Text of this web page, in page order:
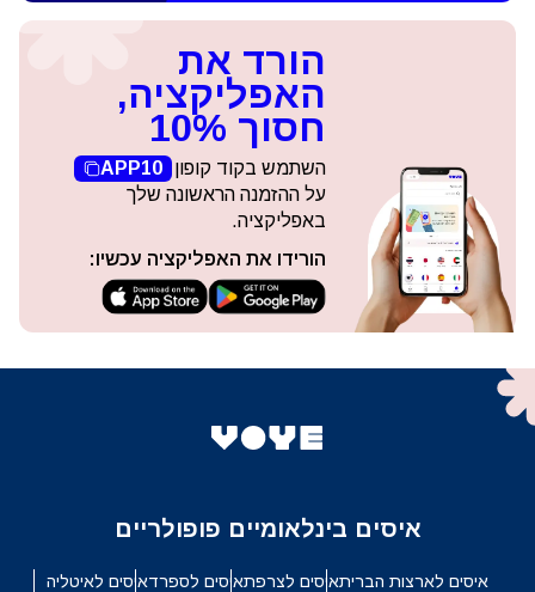
הורד את
האפליקציה,
חסוך 10%
השתמש בקוד קופון
APP10
על ההזמנה הראשונה שלך
באפליקציה.
הורידו את האפליקציה עכשיו:
איסים בינלאומיים פופולריים
איסים לארצות הבריתאיסים לצרפתאיסים לספרדאיסים לאיטליה